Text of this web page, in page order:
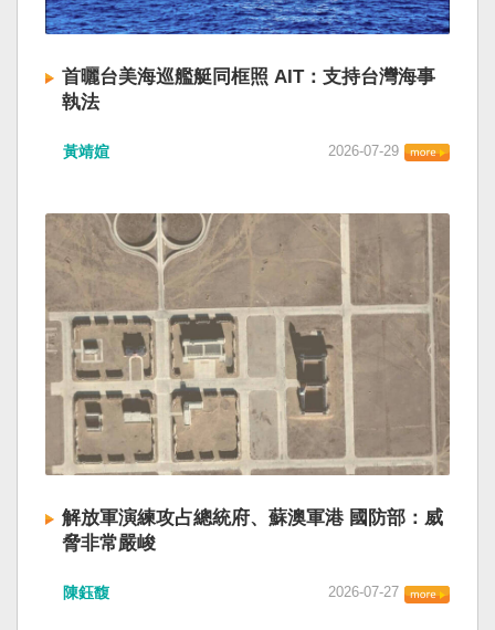
首曬台美海巡艦艇同框照 AIT：支持台灣海事
執法
黃靖媗 2026-07-29
解放軍演練攻占總統府、蘇澳軍港 國防部：威
脅非常嚴峻
陳鈺馥 2026-07-27